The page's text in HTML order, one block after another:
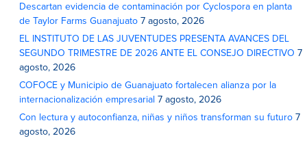
Descartan evidencia de contaminación por Cyclospora en planta
de Taylor Farms Guanajuato 7 agosto, 2026
EL INSTITUTO DE LAS JUVENTUDES PRESENTA AVANCES DEL
SEGUNDO TRIMESTRE DE 2026 ANTE EL CONSEJO DIRECTIVO 7
agosto, 2026
COFOCE y Municipio de Guanajuato fortalecen alianza por la
internacionalización empresarial 7 agosto, 2026
Con lectura y autoconfianza, niñas y niños transforman su futuro 7
agosto, 2026